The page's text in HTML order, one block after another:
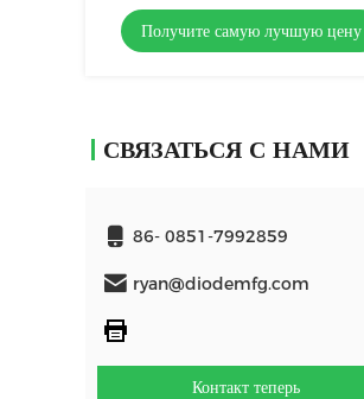
коробки переключателя
Получите самую лучшую цену
СВЯЗАТЬСЯ С НАМИ
86- 0851-7992859
ryan@diodemfg.com
Контакт теперь